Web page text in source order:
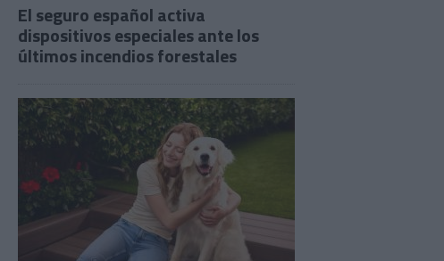
El seguro español activa
dispositivos especiales ante los
últimos incendios forestales